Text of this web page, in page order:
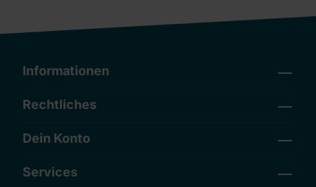
Informationen
Rechtliches
Dein Konto
Services